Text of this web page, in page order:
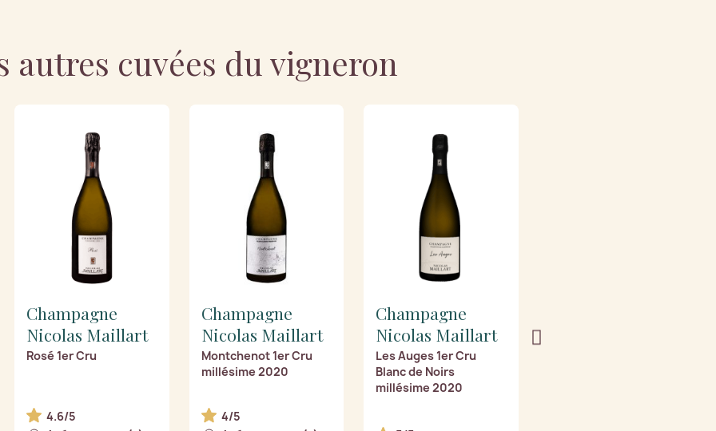
autres cuvées du vigneron
Champagne
Nicolas Maillart
Rosé 1er Cru
4.6/5
Champagne
Nicolas Maillart
Montchenot 1er Cru
millésime 2020
4/5
Champagne
Nicolas Maillart
Les Auges 1er Cru
Blanc de Noirs
millésime 2020